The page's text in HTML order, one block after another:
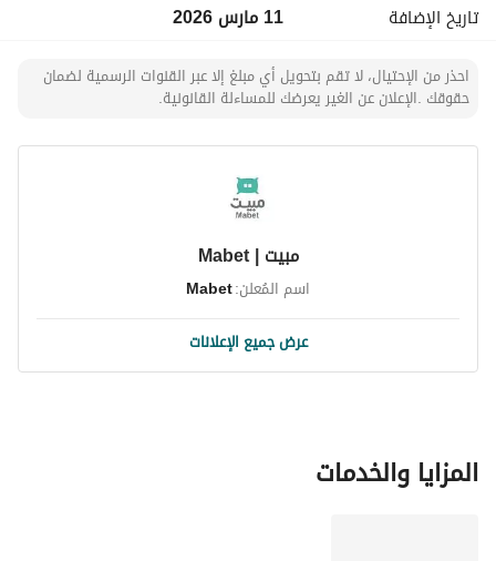
تاريخ الإضافة
11 مارس 2026
احذر من الإحتيال، لا تقم بتحويل أي مبلغ إلا عبر القنوات الرسمية لضمان
حقوقك .الإعلان عن الغير يعرضك للمساءلة القانونية.
مبيت | Mabet
اسم المُعلن:Mabet
عرض جميع الإعلانات
المزايا والخدمات